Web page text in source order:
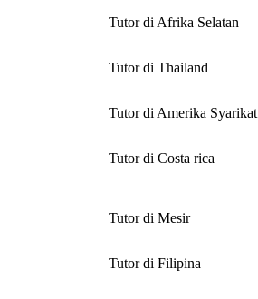
Tutor di Afrika Selatan
Tutor di Thailand
Tutor di Amerika Syarikat
Tutor di Costa rica
Tutor di Mesir
Tutor di Filipina